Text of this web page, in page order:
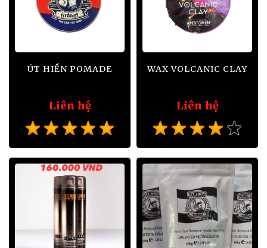
ÚT HIỀN POMADE
Liên hệ
WAX VOLCANIC CLAY
Liên hệ